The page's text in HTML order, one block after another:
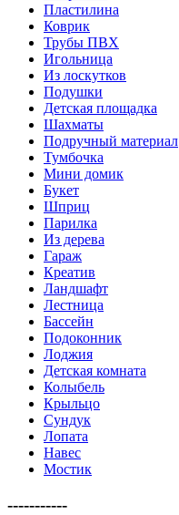
Пластилина
Коврик
Трубы ПВХ
Игольница
Из лоскутков
Подушки
Детская площадка
Шахматы
Подручный материал
Тумбочка
Мини домик
Букет
Шприц
Парилка
Из дерева
Гараж
Креатив
Ландшафт
Лестница
Бассейн
Подоконник
Лоджия
Детская комната
Колыбель
Крыльцо
Сундук
Лопата
Навес
Мостик
-----------